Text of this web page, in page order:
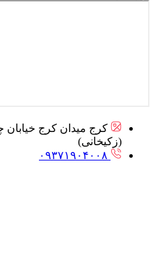
کرج میدان کرج
(زکیخانی)
۰۹۳۷۱۹۰۴۰۰۸